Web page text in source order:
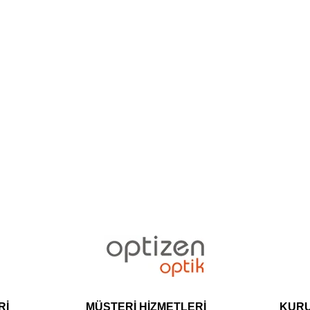
MÜŞTERİ HİZMETLERİ